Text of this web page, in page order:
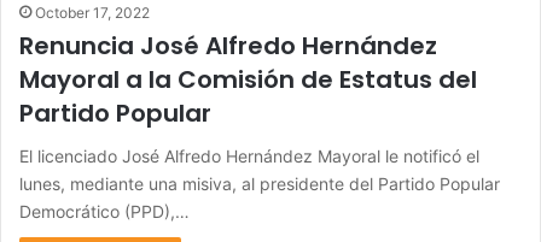
October 17, 2022
Renuncia José Alfredo Hernández
Mayoral a la Comisión de Estatus del
Partido Popular
El licenciado José Alfredo Hernández Mayoral le notificó el
lunes, mediante una misiva, al presidente del Partido Popular
Democrático (PPD),…